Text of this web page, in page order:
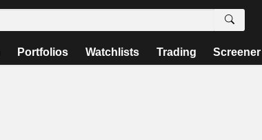
Portfolios Watchlists Trading Screener